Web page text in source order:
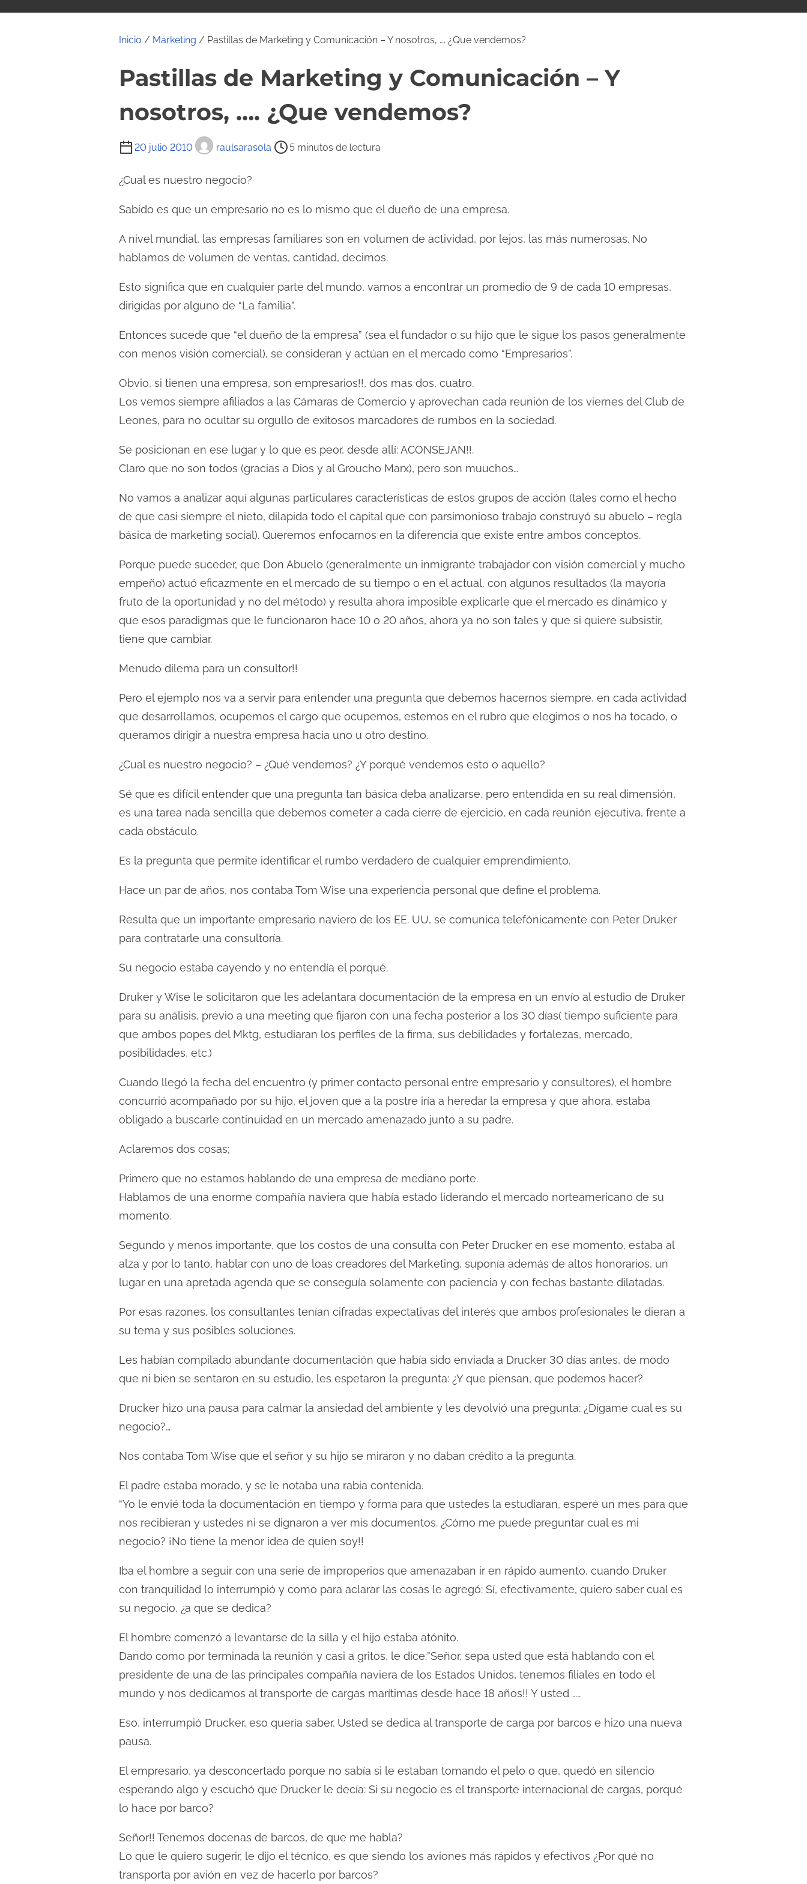
Inicio / Marketing / Pastillas de Marketing y Comunicación – Y nosotros, …. ¿Que vendemos?
Pastillas de Marketing y Comunicación – Y
nosotros, …. ¿Que vendemos?
20 julio 2010 raulsarasola
T
e
p
d
e
c
t
a
d
a
e
t
r
a
a
5 minutos de lectura
¿Cual es nuestro negocio?
Sabido es que un empresario no es lo mismo que el dueño de una empresa.
A nivel mundial, las empresas familiares son en volumen de actividad, por lejos, las más numerosas. No
hablamos de volumen de ventas, cantidad, decimos.
Esto significa que en cualquier parte del mundo, vamos a encontrar un promedio de 9 de cada 10 empresas,
dirigidas por alguno de “La familia”.
Entonces sucede que “el dueño de la empresa” (sea el fundador o su hijo que le sigue los pasos generalmente
con menos visión comercial), se consideran y actúan en el mercado como “Empresarios”.
Obvio, si tienen una empresa, son empresarios!!, dos mas dos, cuatro.
Los vemos siempre afiliados a las Cámaras de Comercio y aprovechan cada reunión de los viernes del Club de
Leones, para no ocultar su orgullo de exitosos marcadores de rumbos en la sociedad.
Se posicionan en ese lugar y lo que es peor, desde allí: ACONSEJAN!!.
Claro que no son todos (gracias a Dios y al Groucho Marx), pero son muuchos…
No vamos a analizar aquí algunas particulares características de estos grupos de acción (tales como el hecho
de que casi siempre el nieto, dilapida todo el capital que con parsimonioso trabajo construyó su abuelo – regla
básica de marketing social). Queremos enfocarnos en la diferencia que existe entre ambos conceptos.
Porque puede suceder, que Don Abuelo (generalmente un inmigrante trabajador con visión comercial y mucho
empeño) actuó eficazmente en el mercado de su tiempo o en el actual, con algunos resultados (la mayoría
fruto de la oportunidad y no del método) y resulta ahora imposible explicarle que el mercado es dinámico y
que esos paradigmas que le funcionaron hace 10 o 20 años, ahora ya no son tales y que si quiere subsistir,
tiene que cambiar.
Menudo dilema para un consultor!!
Pero el ejemplo nos va a servir para entender una pregunta que debemos hacernos siempre, en cada actividad
que desarrollamos, ocupemos el cargo que ocupemos, estemos en el rubro que elegimos o nos ha tocado, o
queramos dirigir a nuestra empresa hacia uno u otro destino.
¿Cual es nuestro negocio? – ¿Qué vendemos? ¿Y porqué vendemos esto o aquello?
Sé que es difícil entender que una pregunta tan básica deba analizarse, pero entendida en su real dimensión,
es una tarea nada sencilla que debemos cometer a cada cierre de ejercicio, en cada reunión ejecutiva, frente a
cada obstáculo.
Es la pregunta que permite identificar el rumbo verdadero de cualquier emprendimiento.
Hace un par de años, nos contaba Tom Wise una experiencia personal que define el problema.
Resulta que un importante empresario naviero de los EE. UU, se comunica telefónicamente con Peter Druker
para contratarle una consultoría.
Su negocio estaba cayendo y no entendía el porqué.
Druker y Wise le solicitaron que les adelantara documentación de la empresa en un envío al estudio de Druker
para su análisis, previo a una meeting que fijaron con una fecha posterior a los 30 días( tiempo suficiente para
que ambos popes del Mktg, estudiaran los perfiles de la firma, sus debilidades y fortalezas, mercado,
posibilidades, etc.)
Cuando llegó la fecha del encuentro (y primer contacto personal entre empresario y consultores), el hombre
concurrió acompañado por su hijo, el joven que a la postre iría a heredar la empresa y que ahora, estaba
obligado a buscarle continuidad en un mercado amenazado junto a su padre.
Aclaremos dos cosas;
Primero que no estamos hablando de una empresa de mediano porte.
Hablamos de una enorme compañía naviera que había estado liderando el mercado norteamericano de su
momento.
Segundo y menos importante, que los costos de una consulta con Peter Drucker en ese momento, estaba al
alza y por lo tanto, hablar con uno de loas creadores del Marketing, suponía además de altos honorarios, un
lugar en una apretada agenda que se conseguía solamente con paciencia y con fechas bastante dilatadas.
Por esas razones, los consultantes tenían cifradas expectativas del interés que ambos profesionales le dieran a
su tema y sus posibles soluciones.
Les habían compilado abundante documentación que había sido enviada a Drucker 30 días antes, de modo
que ni bien se sentaron en su estudio, les espetaron la pregunta: ¿Y que piensan, que podemos hacer?
Drucker hizo una pausa para calmar la ansiedad del ambiente y les devolvió una pregunta: ¿Dígame cual es su
negocio?…
Nos contaba Tom Wise que el señor y su hijo se miraron y no daban crédito a la pregunta.
El padre estaba morado, y se le notaba una rabia contenida.
“Yo le envié toda la documentación en tiempo y forma para que ustedes la estudiaran, esperé un mes para que
nos recibieran y ustedes ni se dignaron a ver mis documentos. ¿Cómo me puede preguntar cual es mi
negocio? ¡No tiene la menor idea de quien soy!!
Iba el hombre a seguir con una serie de improperios que amenazaban ir en rápido aumento, cuando Druker
con tranquilidad lo interrumpió y como para aclarar las cosas le agregó: Sí, efectivamente, quiero saber cual es
su negocio, ¿a que se dedica?
El hombre comenzó a levantarse de la silla y el hijo estaba atónito.
Dando como por terminada la reunión y casi a gritos, le dice:”Señor, sepa usted que está hablando con el
presidente de una de las principales compañía naviera de los Estados Unidos, tenemos filiales en todo el
mundo y nos dedicamos al transporte de cargas marítimas desde hace 18 años!! Y usted …..
Eso, interrumpió Drucker, eso quería saber. Usted se dedica al transporte de carga por barcos e hizo una nueva
pausa.
El empresario, ya desconcertado porque no sabía si le estaban tomando el pelo o que, quedó en silencio
esperando algo y escuchó que Drucker le decía: Si su negocio es el transporte internacional de cargas, porqué
lo hace por barco?
Señor!! Tenemos docenas de barcos, de que me habla?
Lo que le quiero sugerir, le dijo el técnico, es que siendo los aviones más rápidos y efectivos ¿Por qué no
transporta por avión en vez de hacerlo por barcos?